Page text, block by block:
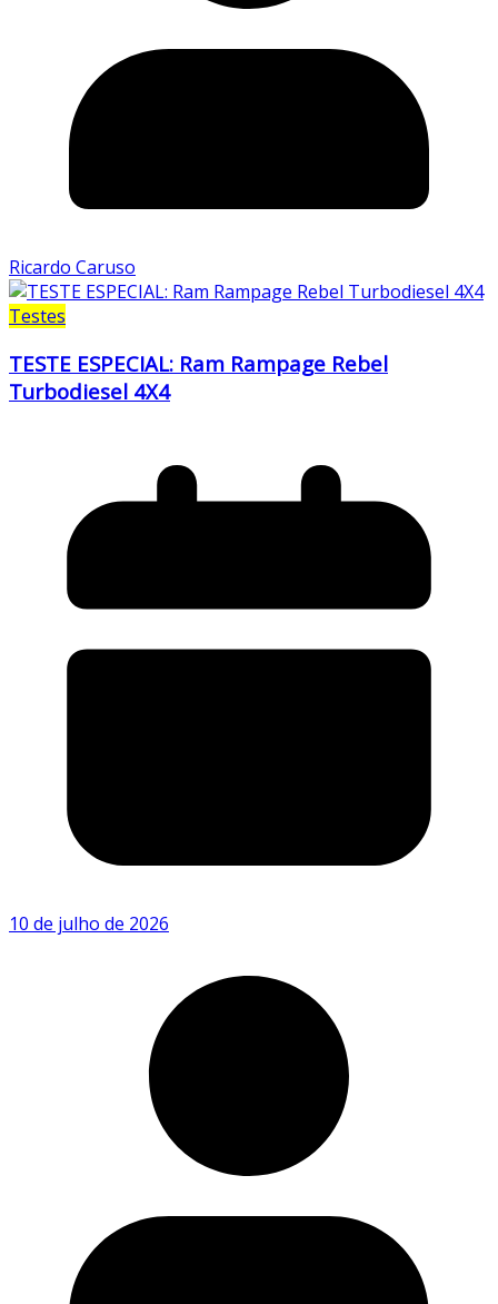
Ricardo Caruso
Testes
TESTE ESPECIAL: Ram Rampage Rebel
Turbodiesel 4X4
10 de julho de 2026